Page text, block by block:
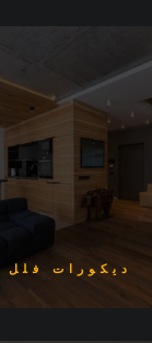
ديكورات فلل